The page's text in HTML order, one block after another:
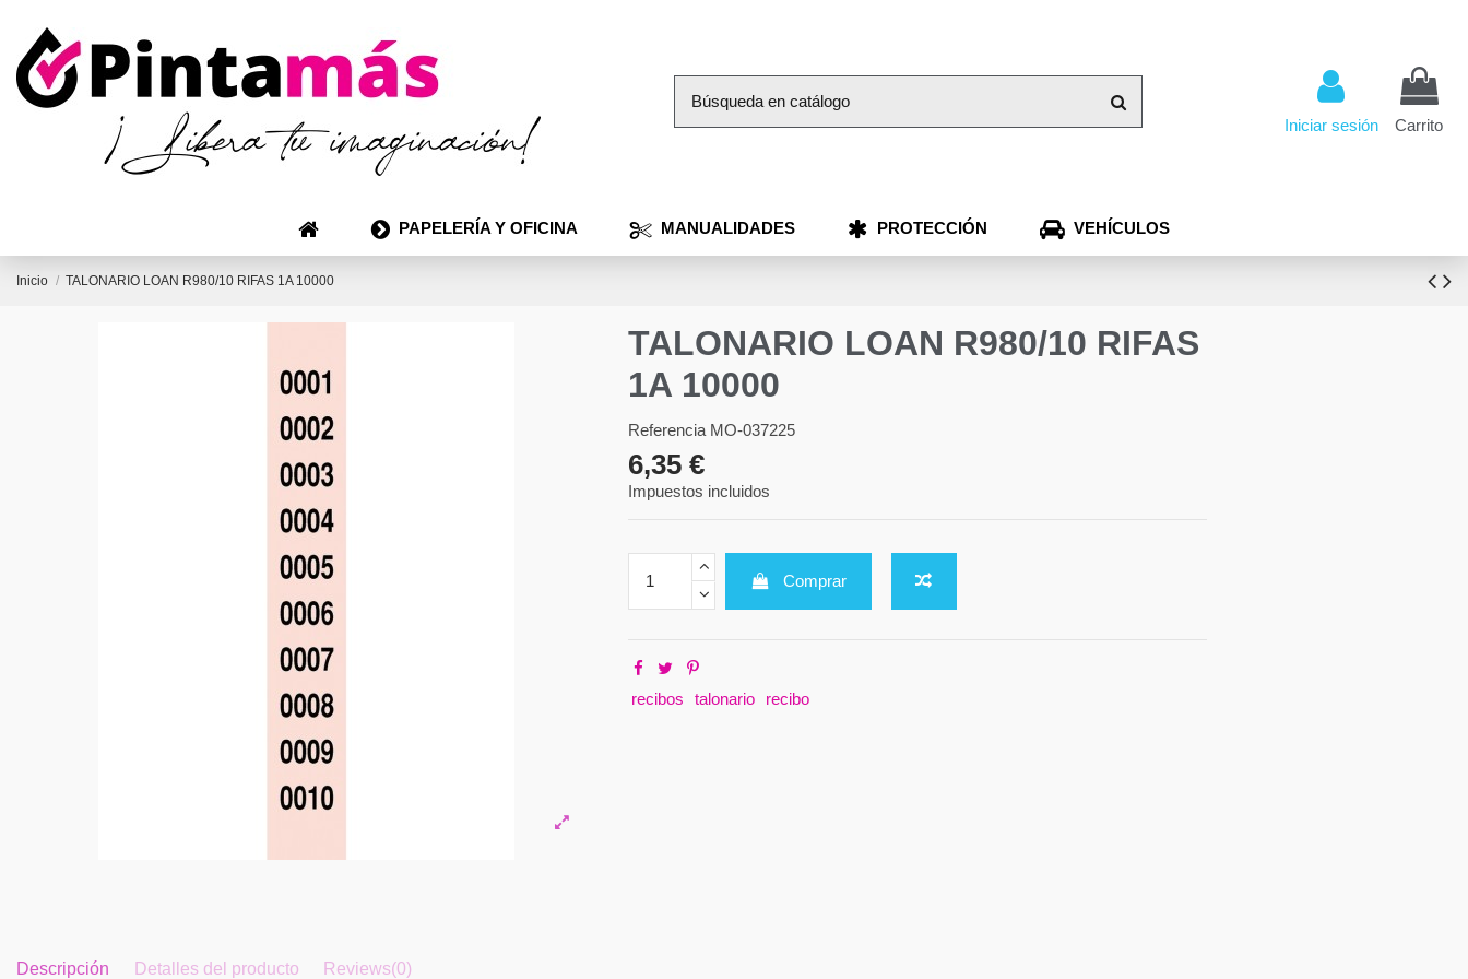
Iniciar sesión Carrito
PAPELERÍA Y OFICINA MANUALIDADES PROTECCIÓN VEHÍCULOS
Inicio TALONARIO LOAN R980/10 RIFAS 1A 10000
TALONARIO LOAN R980/10 RIFAS
1A 10000
Referencia MO-037225
6,35 €
Impuestos incluidos
Comprar
recibos talonario recibo
Descripción Detalles del producto Reviews(0)